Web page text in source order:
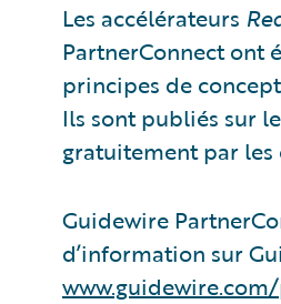
Les accélérateurs
PartnerConnect ont
principes de
Ils sont publiés sur
gratuitement par
Guidewire
d’information sur